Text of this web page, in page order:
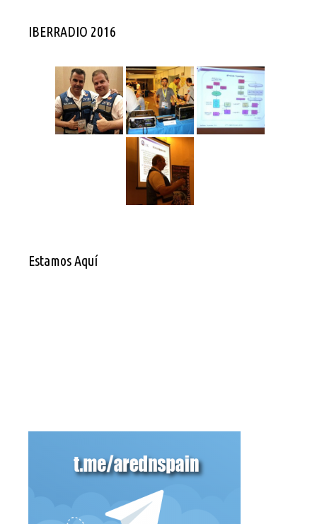
IBERRADIO 2016
Estamos Aquí